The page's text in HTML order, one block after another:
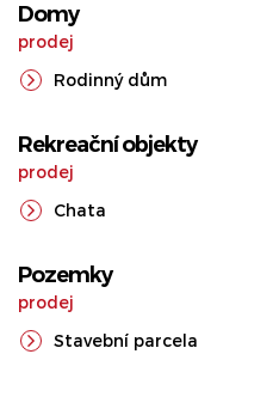
Domy
prodej
Rodinný dům
Rekreační objekty
prodej
Chata
Pozemky
prodej
Stavební parcela